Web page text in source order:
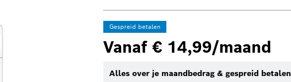
Gespreid betalen
Vanaf € 14,99/maand
Alles over je maandbedrag & gespreid betalen